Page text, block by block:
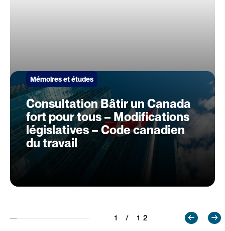
Mémoires et études
Consultation Bâtir un Canada
fort pour tous – Modifications
législatives – Code canadien
du travail
1 / 12